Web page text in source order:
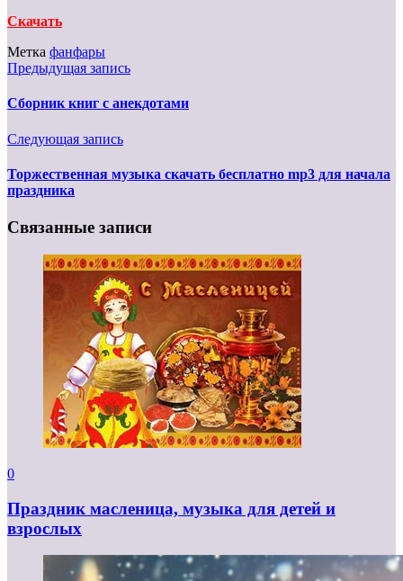
Скачать
Метка фанфары
Предыдущая запись
Сборник книг с анекдотами
Следующая запись
Торжественная музыка скачать бесплатно mp3 для начала
праздника
Связанные записи
0
Праздник масленица, музыка для детей и
взрослых